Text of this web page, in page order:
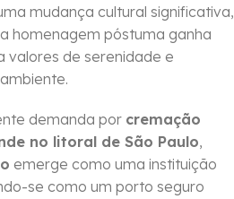
mudança cultural significativa,
homenagem póstuma ganha
valores de serenidade e
demanda por cremação
no litoral de São Paulo,
emerge como uma instituição
se como um porto seguro